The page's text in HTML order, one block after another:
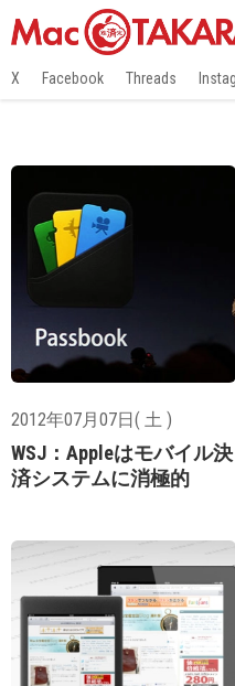
X Facebook Threads
2012年07月07日( 土 )
WSJ：Appleはモバイル決
済システムに消極的